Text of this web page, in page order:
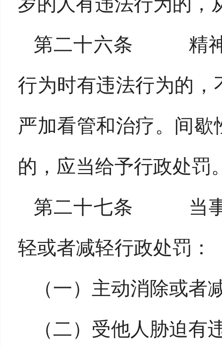
第二十六条 精神
行为时有违法行为的
严加看管和治疗。间
的，应当给予行政处罚
第二十七条 当事
轻或者减轻行政处罚：
（一）主动消除或者
（二）受他人胁迫有